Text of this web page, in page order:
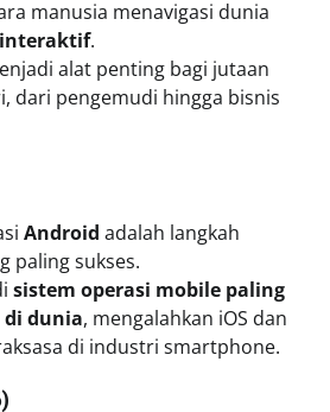
manusia menavigasi dunia
.
alat penting bagi jutaan
dari pengemudi hingga bisnis
Android adalah langkah
paling sukses.
sistem operasi mobile paling
dunia, mengalahkan iOS dan
di industri smartphone.